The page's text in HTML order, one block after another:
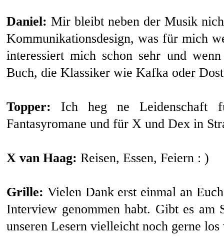
Daniel: Mir bleibt neben der Musik
Kommunikationsdesign, was für mich
interessiert mich schon sehr und
Buch, die Klassiker wie Kafka oder
Topper: Ich heg ne Leidenschaft
Fantasyromane und für X und Dex in
X van Haag: Reisen, Essen, Feiern : )
Grille: Vielen Dank erst einmal an
Interview genommen habt. Gibt es am
unseren Lesern vielleicht noch gerne los